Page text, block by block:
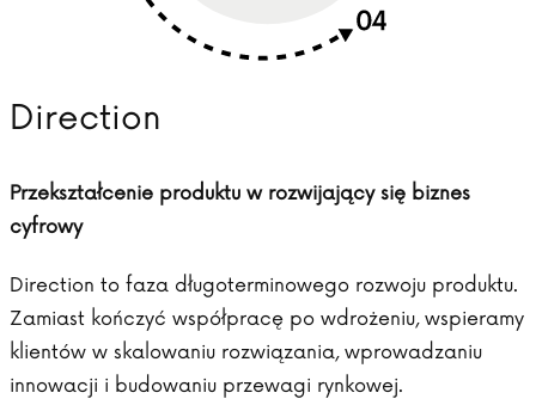
Direction
Przekształcenie produktu w rozwijający się biznes
cyfrowy
Direction to faza długoterminowego rozwoju produktu.
Zamiast kończyć współpracę po wdrożeniu, wspieramy
klientów w skalowaniu rozwiązania, wprowadzaniu
innowacji i budowaniu przewagi rynkowej.